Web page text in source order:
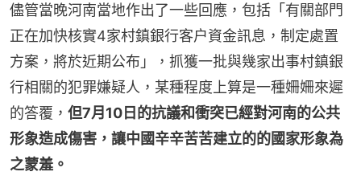
儘管當晚河南當地作出了一些回應，包括「有關部門
正在加快核實4家村鎮銀行客户資金訊息，制定處置
方案，將於近期公布」，抓獲一批與幾家出事村鎮銀
行相關的犯罪嫌疑人，某種程度上算是一種姍姍來遲
的答覆， 但7月10日的抗議和衝突已經對河南的公共
形象造成傷害，讓中國辛辛苦苦建立的的國家形象為
之蒙羞。